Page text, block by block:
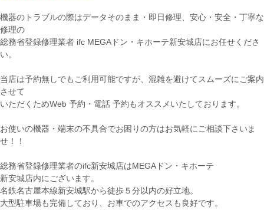
機器のトラブルの際はデータそのまま・即日修理、安心・安全・丁寧な
修理の
総務省登録修理業者 ifc MEGAドン・キホーテ新安城店にお任せくださ
い。
当店は予約無しでもご利用可能ですが、混雑を避けてスムーズにご案内
させて
いただくためWeb 予約・電話 予約もオススメいたしております。
お使いの機器・端末の不具合でお困りの方はお気軽にご相談下さいま
せ！！
総務省登録修理業者のifc新安城店はMEGAドン・キホーテ
新安城店内にございます。
名鉄名古屋本線新安城駅から徒歩５分以内の好立地。
大型駐車場も完備しており、お車でのアクセスも良好です。